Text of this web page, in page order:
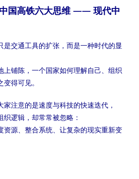
中国高铁六大思维 —— 现代中
是交通工具的扩张，而是一种时代的显
上铺陈，一个国家如何理解自己、组织
得可见。
注意的是速度与科技的快速迭代，
逻辑，却常常被忽略：
资源、整合系统、让复杂的现实重新变